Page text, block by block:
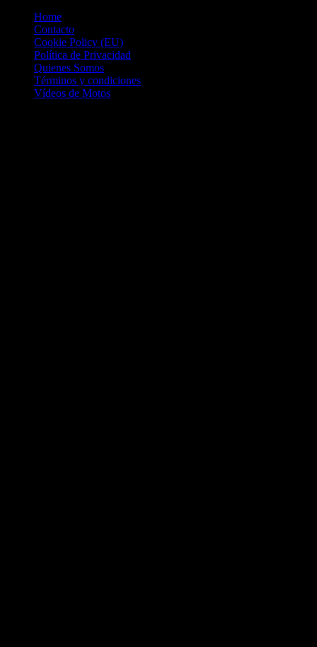
Home
Contacto
Cookie Policy (EU)
Política de Privacidad
Quienes Somos
Términos y condiciones
Vídeos de Motos